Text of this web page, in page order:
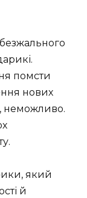
помсти
нових
неможливо.
який
й